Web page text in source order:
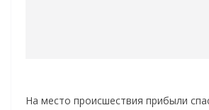
На место происшествия прибыли